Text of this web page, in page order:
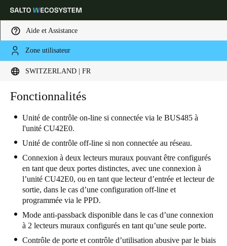
Aide et Assistance
Zone utilisateur
SWITZERLAND | FR
Sélectionnez vos paramètres de localisation et de langue
Global Europe
Switzerland|Français
Germany
Deutsch
Switzerland
DeutschFrançais Italiano
United Kingdom
Fonctionnalités
Unité de contrôle on-line si connectée via le BUS485 à
l'unité CU42E0.
Unité de contrôle off-line si non connectée au réseau.
Connexion à deux lecteurs muraux pouvant être configurés
en tant que deux portes distinctes, avec une connexion à
l’unité CU42E0, ou en tant que lecteur d’entrée et lecteur de
sortie, dans le cas d’une configuration off-line et
programmée via le PPD.
Mode anti-passback disponible dans le cas d’une connexion
à 2 lecteurs muraux configurés en tant qu’une seule porte.
Contrôle de porte et contrôle d’utilisation abusive par le biais